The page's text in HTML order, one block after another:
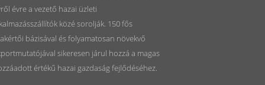
évre a vezető hazai üzleti
közé sorolják. 150 fős
bázisával és folyamatosan növekvő
sikeresen járul hozzá a magas
értékű hazai gazdaság fejlődéséhez.